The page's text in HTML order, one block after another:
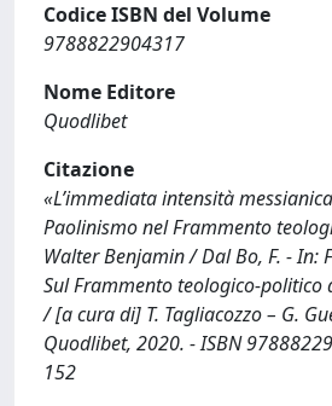
Codice ISBN del Volume
9788822904317
Nome Editore
Quodlibet
Citazione
«L’immediata intensità
Paolinismo nel Frammento
Walter Benjamin / Dal Bo, F. - In:
Sul Frammento teologico-politico
/ [a cura di] T. Tagliacozzo – G.
Quodlibet, 2020. - ISBN
152